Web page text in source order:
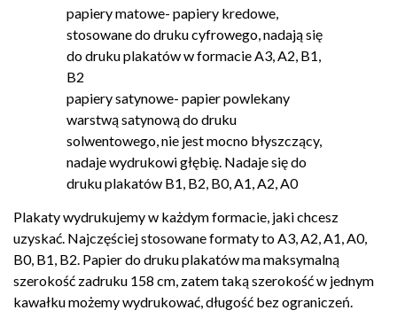
papiery matowe- papiery kredowe,
stosowane do druku cyfrowego, nadają się
do druku plakatów w formacie A3, A2, B1,
B2
papiery satynowe- papier powlekany
warstwą satynową do druku
solwentowego, nie jest mocno błyszczący,
nadaje wydrukowi głębię. Nadaje się do
druku plakatów B1, B2, B0, A1, A2, A0
Plakaty wydrukujemy w każdym formacie, jaki chcesz
uzyskać. Najczęściej stosowane formaty to A3, A2, A1, A0,
B0, B1, B2. Papier do druku plakatów ma maksymalną
szerokość zadruku 158 cm, zatem taką szerokość w jednym
kawałku możemy wydrukować, długość bez ograniczeń.